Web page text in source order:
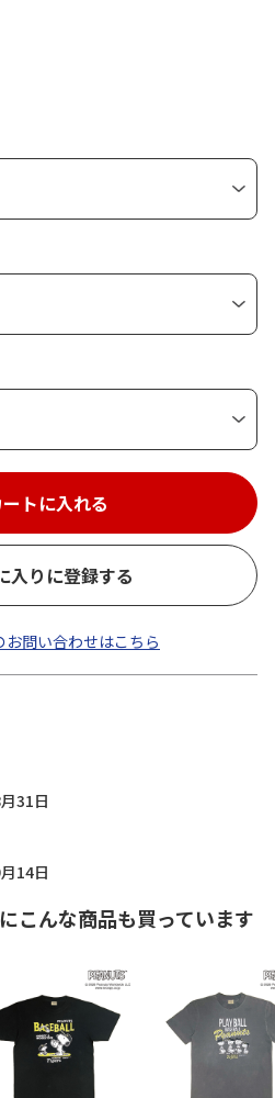
トに入れる
入りに登録する
お問い合わせはこちら
31日
14日
こんな商品も買っています